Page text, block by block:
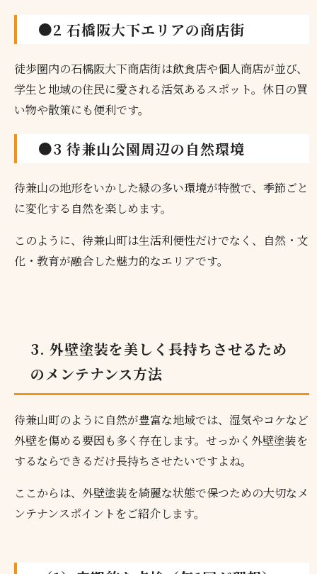
●2 石橋阪大下エリアの商店街
徒歩圏内の石橋阪大下商店街は飲食店や個人商店が並び、
学生と地域の住民に愛される活気あるスポット。休日の買
い物や散策にも便利です。
●3 待兼山公園周辺の自然環境
待兼山の地形をいかした緑の多い環境が特徴で、季節ごと
に変化する自然を楽しめます。
このように、待兼山町は生活利便性だけでなく、自然・文
化・教育が融合した魅力的なエリアです。
3. 外壁塗装を美しく長持ちさせるため
のメンテナンス方法
待兼山町のように自然が豊富な地域では、湿気やコケなど
外壁を傷める要因も多く存在します。せっかく外壁塗装を
するならできるだけ長持ちさせたいですよね。
ここからは、外壁塗装を綺麗な状態で保つための大切なメ
ンテナンスポイントをご紹介します。